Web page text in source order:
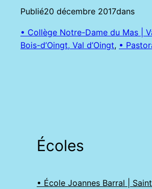
Publié20 décembre 2017dans
• Collège Notre-Dame du Mas |
Bois-d’Oingt, Val d’Oingt, •
Écoles
• École Joannes Barral |